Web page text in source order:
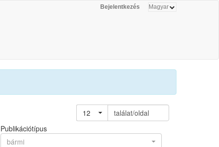
Bejelentkezés
12
találat/oldal
Publikációtípus
bármi